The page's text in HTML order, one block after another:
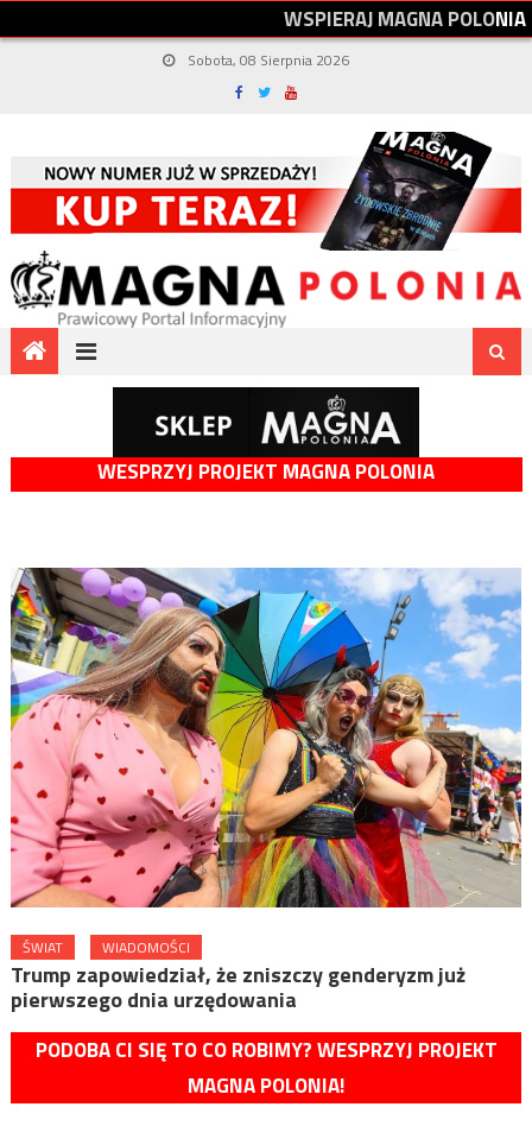
WSPIERAJMAGNAPOLONIA
Sobota, 08 Sierpnia 2026
WESPRZYJ PROJEKT MAGNA POLONIA
ŚWIAT WIADOMOŚCI
Trump zapowiedział, że zniszczy genderyzm już
pierwszego dnia urzędowania
PODOBA CI SIĘ TO CO ROBIMY? WESPRZYJ PROJEKT
MAGNA POLONIA!